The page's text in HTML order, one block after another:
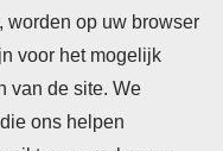
op uw browser
voor het mogelijk
van de site. We
ons helpen